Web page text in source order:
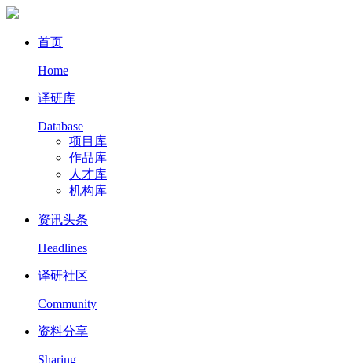
首页
Home
译研库
Database
项目库
作品库
人才库
机构库
资讯头条
Headlines
译研社区
Community
资料分享
Sharing